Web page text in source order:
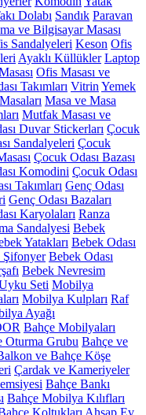
Dolabı Sandık Paravan
ve Bilgisayar Masası
Sandalyeleri Keson Ofis
Ayaklı Küllükler Laptop
Ofis Masası ve
Takımları Vitrin Yemek
Masa ve Masa
Mutfak Masası ve
Duvar Stickerları Çocuk
Sandalyeleri Çocuk
Çocuk Odası Bazası
Komodini Çocuk Odası
Takımları Genç Odası
Genç Odası Bazaları
Karyolaları Ranza
Sandalyesi Bebek
Yatakları Bebek Odası
Şifonyer Bebek Odası
Bebek Nevresim
Seti Mobilya
Mobilya Kulpları Raf
Ayağı
Bahçe Mobilyaları
Oturma Grubu Bahçe ve
ve Bahçe Köşe
Çardak ve Kameriyeler
Bahçe Bankı
Bahçe Mobilya Kılıfları
Koltukları Ahşap Ev